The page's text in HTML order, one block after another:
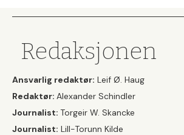
Redaksjonen
Ansvarlig redaktør: Leif Ø. Haug
Redaktør: Alexander Schindler
Journalist: Torgeir W. Skancke
Journalist: Lill-Torunn Kilde